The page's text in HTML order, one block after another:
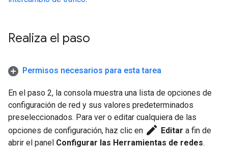
Realiza el paso
Permisos necesarios para esta tarea
En el paso 2, la consola muestra una lista de opciones de
configuración de red y sus valores predeterminados
preseleccionados. Para ver o editar cualquiera de las
opciones de configuración, haz clic en create Editar a fin de
abrir el panel Configurar las Herramientas de redes.